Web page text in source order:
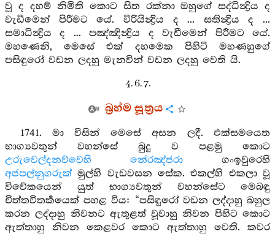
වූ ද දහම් නිමිති කොට සිත රක්නා ඔහුගේ සද්ධින්‍ද්‍රිය ද
වැඩීමෙන් පිරීමට යේ. විරියින්‍ද්‍රිය ද ... සතින්‍ද්‍රිය ද ...
සමාධින්‍ද්‍රිය ද ... පඤ්ඤින්‍ද්‍රිය ද වැඩීමෙන් පිරීමට යේ.
මහණෙනි, මෙසේ එක් දහමෙක පිහිටි මහණහුගේ
පසිඳුරෝ වඩන ලදහු මැනවින් වඩන ලදහු වෙති යි.
4. 6. 7.
බ්‍රහ්ම සූත්‍රය
1741. මා විසින් මෙසේ අසන ලදී. එක්සමයෙත
භාග්‍යවතුන් වහන්සේ බුදු ව පළමු කොට
උරුවෙල්දනව්වෙහි
නේරඤ්ජරා ගංඉවුරෙහි
අජපල්නුගරුක්මුල්හි වැඩවසන සේක. එකල්හි එකලා වූ
විවේකයෙන් යුත් භාග්‍යවතුන් වහන්සේට මෙබඳු
චිත්තවිතර්‍කයෙක් පහළ විය: “පසිඳුරෝ වඩන ලද්දාහු බහුල
කරන ලද්දාහු නිවනට ඇතුළත් වූවාහු නිවන පිහිට කොට
ඇත්තාහු නිවන කෙළවර කොට ඇත්තාහු වෙති. කවර